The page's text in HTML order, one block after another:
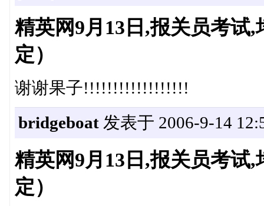
精英网9月13日,报关员考试
定）
谢谢果子!!!!!!!!!!!!!!!!!!
bridgeboat发表于 2006-9-14
精英网9月13日,报关员考试
定）